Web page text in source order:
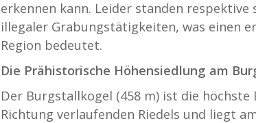
erkennen kann. Leider standen
illegaler Grabungstätigkeiten, was einen
Region bedeutet.
Die Prähistorische Höhensiedlung am
Der Burgstallkogel (458 m) ist die
Richtung verlaufenden Riedels und liegt